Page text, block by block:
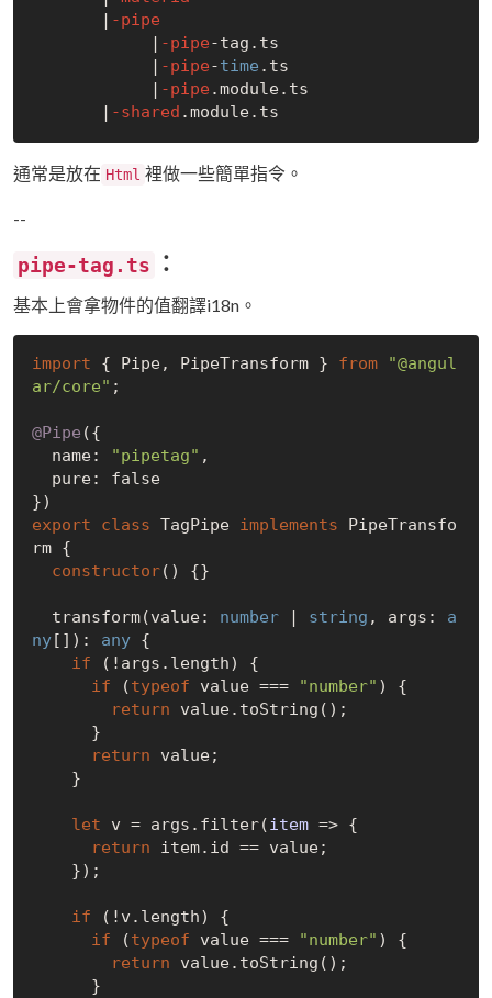
       |
-pipe
            |
-pipe-tag.ts
            |
-pipe-time .ts
            |
-pipe .module.ts
       |
-shared
通常是放在 Html 裡做一些簡單指令。
--
pipe-tag.ts ：
基本上會拿物件的值翻譯i18n。
import { Pipe, PipeTransform } from
"@angul
ar/core" ;
@Pipe ({
  name:
"pipetag" ,
  pure:
false
export
class TagPipe implements PipeTransfo
rm {
constructor( ) {}
  transform(value:
number | string , args: a
ny[]): any {
if (!args.length) {
if (typeof value === "number" ) {
return value.toString();
return value;
let v = args.filter(item => {
return item.id == value;
if (!v.length) {
if (typeof value === "number" ) {
return value.toString();